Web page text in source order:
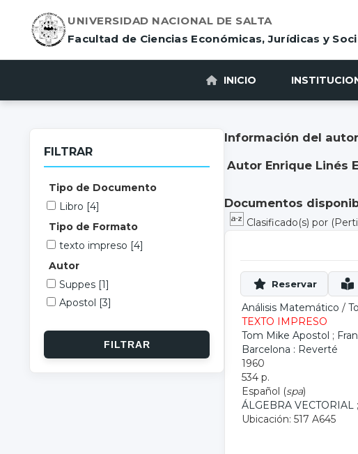
UNIVERSIDAD NACIONAL DE SALTA
Facultad de Ciencias Económicas, Jurídicas y
INICIO
Información del autor
Autor Enrique Linés
Documentos
Clasificado(s) por
Análisis Matemático /
TEXTO IMPRESO
Tom Mike Apostol ;
Barcelona : Reverté
1960
534 p.
Español (spa)
ÁLGEBRA VECTORIAL ;
Ubicación: 517 A645
FILTRAR
Tipo de Documento
Libro [4]
Tipo de Formato
texto impreso [4]
Autor
Suppes [1]
Apostol [3]